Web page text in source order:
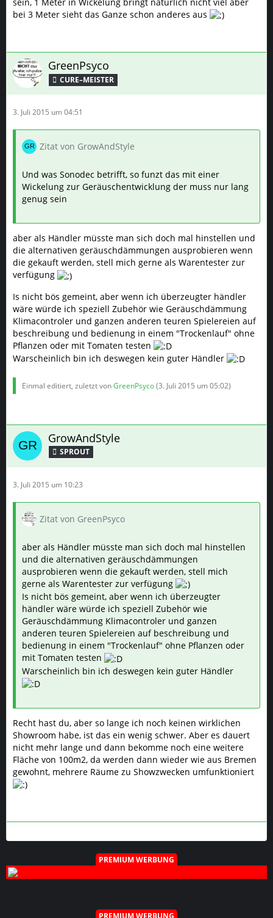
bei 3 Meter sieht das Ganze schon anderes aus
GreenPsyco
CURE–MEISTER
3. Juli 2015 um 04:51
Zitat von GrowAndStyle
Und was Sonodec betrifft, so funzt das mit einer
Wickelung zur Geräuschentwicklung der muss nur lang
genug sein
aber als Händler müsste man sich doch mal hinstellen und
die alternativen geräuschdämmungen ausprobieren wenn
die gekauft werden, stell mich gerne als Warentester zur
verfügung
Is nicht bös gemeint, aber wenn ich überzeugter händler
wäre würde ich speziell Zubehör wie Geräuschdämmung
Klimacontroler und ganzen anderen teuren Spielereien auf
beschreibung und bedienung in einem "Trockenlauf" ohne
Pflanzen oder mit Tomaten testen
Warscheinlich bin ich deswegen kein guter Händler
Einmal editiert, zuletzt vonGreenPsyco(3. Juli 2015 um 05:02)
GrowAndStyle
SPROUT
3. Juli 2015 um 10:23
Zitat von GreenPsyco
aber als Händler müsste man sich doch mal hinstellen
und die alternativen geräuschdämmungen
ausprobieren wenn die gekauft werden, stell mich
gerne als Warentester zur verfügung
Is nicht bös gemeint, aber wenn ich überzeugter
händler wäre würde ich speziell Zubehör wie
Geräuschdämmung Klimacontroler und ganzen
anderen teuren Spielereien auf beschreibung und
bedienung in einem "Trockenlauf" ohne Pflanzen oder
mit Tomaten testen
Warscheinlich bin ich deswegen kein guter Händler
Recht hast du, aber so lange ich noch keinen wirklichen
Showroom habe, ist das ein wenig schwer. Aber es dauert
nicht mehr lange und dann bekomme noch eine weitere
Fläche von 100m2, da werden dann wieder wie aus Bremen
gewohnt, mehrere Räume zu Showzwecken umfunktioniert
PREMIUM WERBUNG
PREMIUM WERBUNG